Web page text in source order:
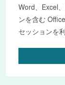
Word、Excel
ンを含む
セッションを